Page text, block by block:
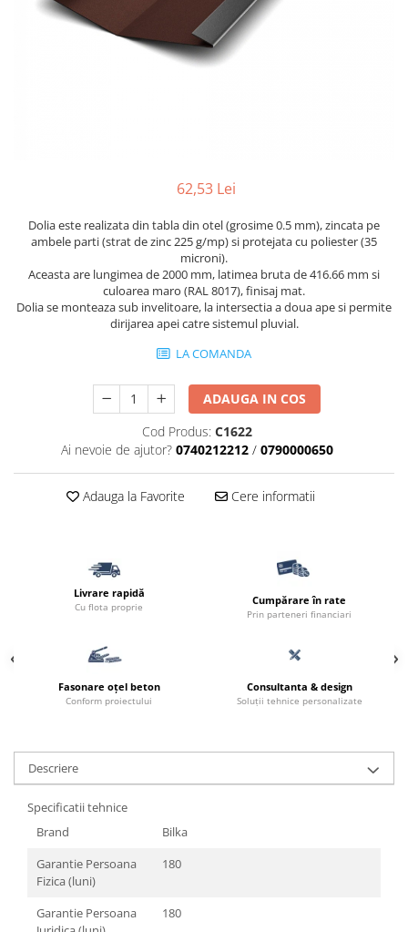
Accesorii pentru termosistem
Accesorii pentru vata
Vopsele
Vopsea lavabila pentru exterior
Vopsea lavabila pentru interior
vopsele si lacuri
Pas Japonez
Pervaz geam piatra compozita
62,53 Lei
Dolia este realizata din tabla din otel (grosime 0.5 mm), zincata pe
ambele parti (strat de zinc 225 g/mp) si protejata cu poliester (35
microni).
Aceasta are lungimea de 2000 mm, latimea bruta de 416.66 mm si
culoarea maro (RAL 8017), finisaj mat.
Dolia se monteaza sub invelitoare, la intersectia a doua ape si permite
dirijarea apei catre sistemul pluvial.
LA COMANDA
ADAUGA IN COS
Cod Produs: C1622
Ai nevoie de ajutor? 0740212212 / 0790000650
Adauga la Favorite Cere informatii
Livrare rapidă
Cu flota proprie Cumpărare în rate
Prin parteneri financiari
Fasonare oțel beton
Conform proiectului
Consultanta & design
Soluții tehnice personalizate
Descriere
Specificatii tehnice
Brand
Bilka
Garantie Persoana
Fizica (luni)
180
Garantie Persoana
180